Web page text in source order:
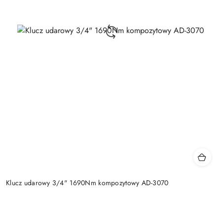
Klucz udarowy 3/4" 1690Nm kompozytowy AD-3070